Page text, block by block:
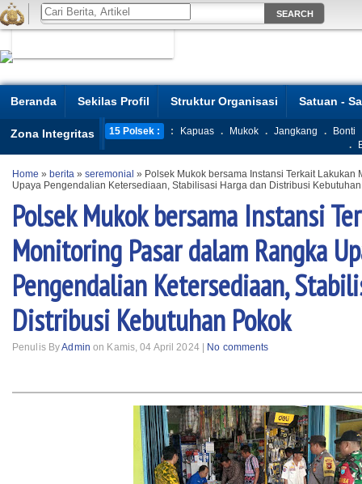
Beranda Sekilas Profil Struktur Organisasi Satuan -
Zona Integritas 15 Polsek : : Kapuas . Mukok . Jangkang .
Bonti
.
Home » berita » seremonial » Polsek Mukok bersama Instansi Terkait
Upaya Pengendalian Ketersediaan, Stabilisasi Harga dan Distribusi
Polsek Mukok bersama Instansi
Monitoring Pasar dalam Rangka
Pengendalian Ketersediaan,
Distribusi Kebutuhan Pokok
Penulis ByAdmin on Kamis, 04 April 2024 | No comments